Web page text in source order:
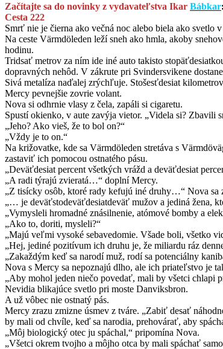
Začítajte sa do novinky z vydavateľstva Ikar Bábkar:
Cesta 222
Smrť nie je čierna ako večná noc alebo biela ako svetlo
Na ceste Värmdöleden leží sneh ako hmla, akoby
hodinu.
Tridsať metrov za ním ide iné auto takisto
dopravných nehôd. V zákrute pri Svindersvikene
Sivá metalíza naďalej zrýchľuje. Stošesťdesiat
Mercy pevnejšie zovrie volant.
Nova si odhrnie vlasy z čela, zapáli si cigaretu.
Spustí okienko, v aute zavýja vietor. „Videla si? Zbavili
„Jeho? Ako vieš, že to bol on?“
„Vždy je to on.“
Na križovatke, kde sa Värmdöleden stretáva s
zastaviť ich pomocou ostnatého pásu.
„Deväťdesiat percent všetkých vrážd a deväťdesiat
„A radi týrajú zvieratá…“ doplní Mercy.
„Z tisícky osôb, ktoré rady kefujú iné druhy…“ Nova sa
„… je deväťstodeväťdesiatdeväť mužov a jediná žena,
„Vymysleli hromadné znásilnenie, atómové bomby a
„Ako to, doriti, mysleli?“
„Majú veľmi vysoké sebavedomie. Všade boli, všetko
„Hej, jediné pozitívum ich druhu je, že miliardu ráz
„Zakaždým keď sa narodí muž, rodí sa potenciálny
Nova s Mercy sa nepoznajú dlho, ale ich priateľstvo je
„Aby mohol jeden niečo povedať, mali by všetci chlapi
Nevidia blikajúce svetlo pri moste Danviksbron.
A už vôbec nie ostnatý pás.
Mercy zrazu zmizne úsmev z tváre. „Zabiť desať
by mali od chvíle, keď sa narodia, prehovárať, aby
„Môj biologický otec ju spáchal,“ pripomína Nova.
„Všetci okrem tvojho a môjho otca by mali spáchať